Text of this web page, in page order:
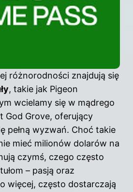
różnorodności znajdują się
, takie jak Pigeon
wcielamy się w mądrego
God Grove, oferujący
pełną wyzwań. Choć takie
mieć milionów dolarów na
czymś, czego często
– pasją oraz
więcej, często dostarczają